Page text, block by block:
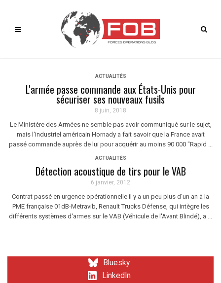
ACTUALITÉS
L'armée passe commande aux États-Unis pour
sécuriser ses nouveaux fusils
8 juin, 2018
Le Ministère des Armées ne semble pas avoir communiqué sur le sujet,
mais l'industriel américain Hornady a fait savoir que la France avait
passé commande auprès de lui pour acquérir au moins 90 000 "Rapid ...
ACTUALITÉS
Détection acoustique de tirs pour le VAB
6 janvier, 2012
Contrat passé en urgence opérationnelle il y a un peu plus d'un an à la
PME française 01dB-Metravib, Renault Trucks Défense, qui intègre les
différents systèmes d'armes sur le VAB (Véhicule de l'Avant Blindé), a ...
Bluesky
LinkedIn